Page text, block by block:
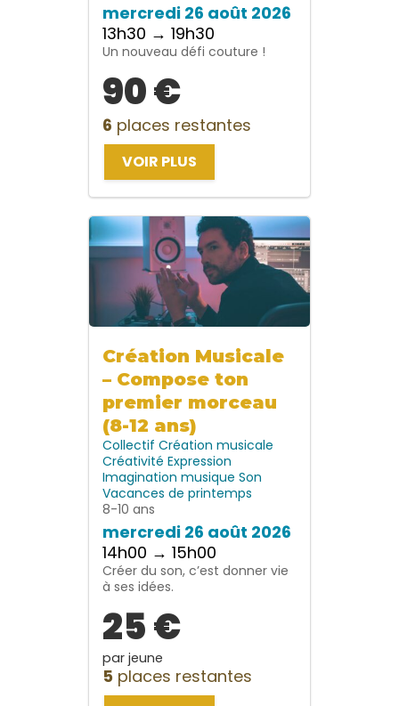
mercredi 26 août 2026
13h30 → 19h30
Un nouveau défi couture !
90 €
6 places restantes
VOIR PLUS
Création Musicale
– Compose ton
premier morceau
(8-12 ans)
Collectif Création musicale
Créativité Expression
Imagination musique Son
Vacances de printemps
8-10 ans
mercredi 26 août 2026
14h00 → 15h00
Créer du son, c’est donner vie
à ses idées.
25 €
par jeune
5 places restantes